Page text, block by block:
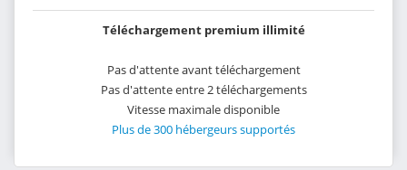
Téléchargement premium illimité
Pas d'attente avant téléchargement
Pas d'attente entre 2 téléchargements
Vitesse maximale disponible
Plus de 300 hébergeurs supportés